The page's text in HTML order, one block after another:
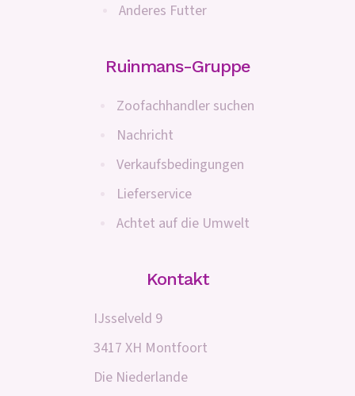
Anderes Futter
Ruinmans-Gruppe
Zoofachhandler suchen
Nachricht
Verkaufsbedingungen
Lieferservice
Achtet auf die Umwelt
Kontakt
IJsselveld 9
3417 XH Montfoort
Die Niederlande